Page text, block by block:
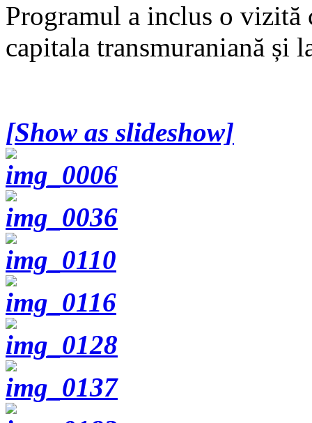
Programul a inclus o
capitala transmuraniană și
[Show as slideshow]